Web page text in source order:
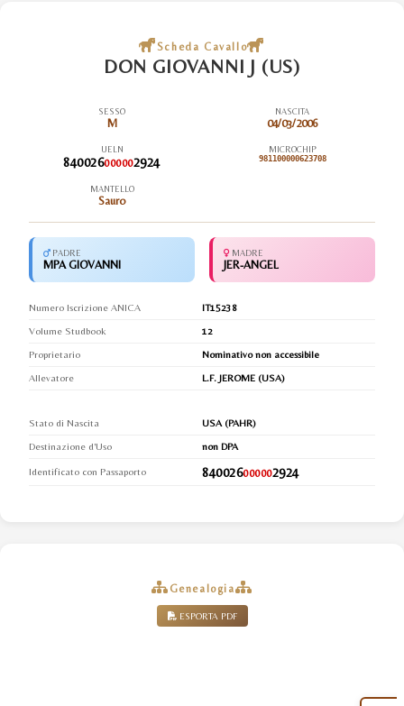
Scheda Cavallo
DON GIOVANNI J (US)
SESSO
M
NASCITA
04/03/2006
UELN
840026000002924
MICROCHIP
981100000623708
MANTELLO
Sauro
PADRE
MPA GIOVANNI
MADRE
JER-ANGEL
Numero Iscrizione ANICA
IT15238
Volume Studbook
12
Proprietario
Nominativo non accessibile
Allevatore
L.F. JEROME (USA)
Stato di Nascita
USA (PAHR)
Destinazione d'Uso
non DPA
Identificato con Passaporto 840026000002924
Genealogia
ESPORTA PDF